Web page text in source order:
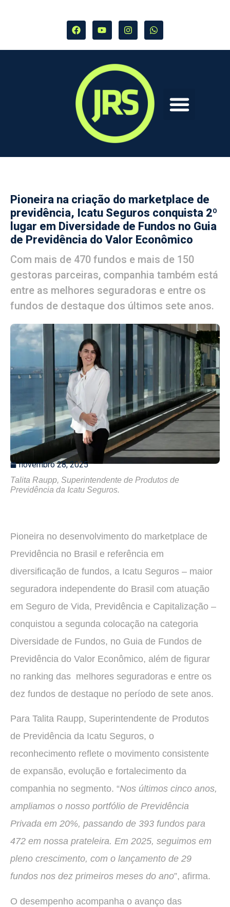
Pioneira na criação do marketplace de
previdência, Icatu Seguros conquista 2º
lugar em Diversidade de Fundos no Guia
de Previdência do Valor Econômico
Com mais de 470 fundos e mais de 150
gestoras parceiras, companhia também está
entre as melhores seguradoras e entre os
fundos de destaque dos últimos sete anos.
novembro 28, 2025
Talita Raupp, Superintendente de Produtos de
Previdência da Icatu Seguros.
Pioneira no desenvolvimento do marketplace de
Previdência no Brasil e referência em
diversificação de fundos, a Icatu Seguros – maior
seguradora independente do Brasil com atuação
em Seguro de Vida, Previdência e Capitalização –
conquistou a segunda colocação na categoria
Diversidade de Fundos, no Guia de Fundos de
Previdência do Valor Econômico, além de figurar
no ranking das melhores seguradoras e entre os
dez fundos de destaque no período de sete anos.
Para Talita Raupp, Superintendente de Produtos
de Previdência da Icatu Seguros, o
reconhecimento reflete o movimento consistente
de expansão, evolução e fortalecimento da
companhia no segmento. “Nos últimos cinco anos,
ampliamos o nosso portfólio de Previdência
Privada em 20%, passando de 393 fundos para
472 em nossa prateleira. Em 2025, seguimos em
pleno crescimento, com o lançamento de 29
fundos nos dez primeiros meses do ano”, afirma.
O desempenho acompanha o avanço das